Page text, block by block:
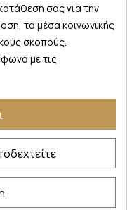
keyboard_arrow_down
σας για την
τα μέσα κοινωνικής
σκοπούς.
με τις